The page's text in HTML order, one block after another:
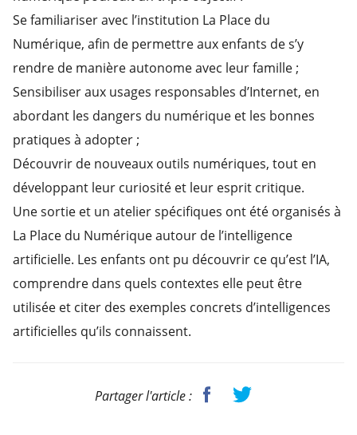
Se familiariser avec l’institution La Place du
Numérique, afin de permettre aux enfants de s’y
rendre de manière autonome avec leur famille ;
Sensibiliser aux usages responsables d’Internet, en
abordant les dangers du numérique et les bonnes
pratiques à adopter ;
Découvrir de nouveaux outils numériques, tout en
développant leur curiosité et leur esprit critique.
Une sortie et un atelier spécifiques ont été organisés à
La Place du Numérique autour de l’intelligence
artificielle. Les enfants ont pu découvrir ce qu’est l’IA,
comprendre dans quels contextes elle peut être
utilisée et citer des exemples concrets d’intelligences
artificielles qu’ils connaissent.
Partager l'article :